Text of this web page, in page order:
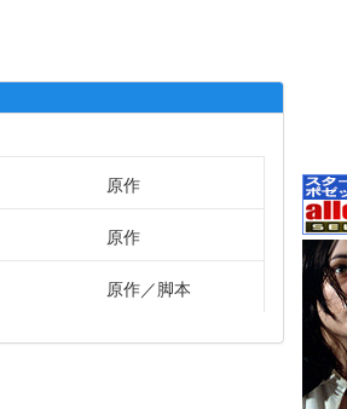
原作
原作
原作 脚本